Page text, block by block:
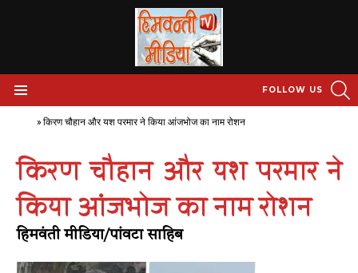
FOLLOW US
» किरण चौहान और यश परमार ने किया आंजभोज का नाम रोशन
किरण चौहान और यश परमार ने
किया आंजभोज का नाम रोशन
हिमवंती मीडिया/पांवटा साहिब